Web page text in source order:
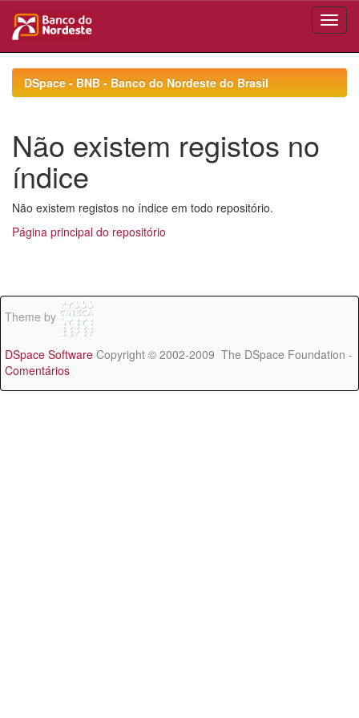
navigationDSpace - BNB - Banco do Nordeste do Brasil
Não existem registos no
índice
Não existem registos no índice em todo repositório.
Página principal do repositório
Theme by
DSpace Software Copyright © 2002-2009 The DSpace Foundation -
Comentários